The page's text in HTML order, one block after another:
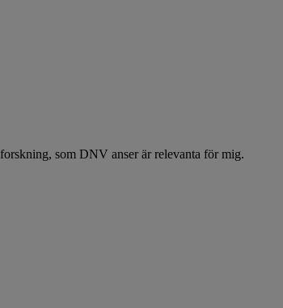
som DNV anser är relevanta för mig.